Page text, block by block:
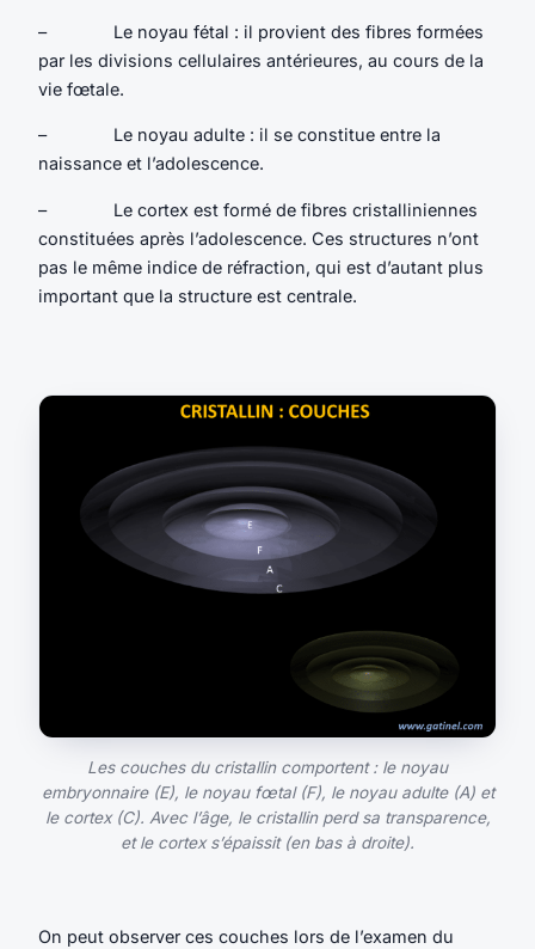
– Le noyau fétal : il provient des fibres formées
par les divisions cellulaires antérieures, au cours de la
vie fœtale.
– Le noyau adulte : il se constitue entre la
naissance et l’adolescence.
– Le cortex est formé de fibres cristalliniennes
constituées après l’adolescence. Ces structures n’ont
pas le même indice de réfraction, qui est d’autant plus
important que la structure est centrale.
Les couches du cristallin comportent : le noyau
embryonnaire (E), le noyau fœtal (F), le noyau adulte (A) et
le cortex (C). Avec l’âge, le cristallin perd sa transparence,
et le cortex s’épaissit (en bas à droite).
On peut observer ces couches lors de l’examen du